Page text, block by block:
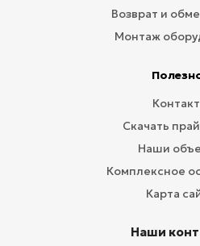
Возврат и
Монтаж
Скачать
Наши
Комплексное
Карта
Наши